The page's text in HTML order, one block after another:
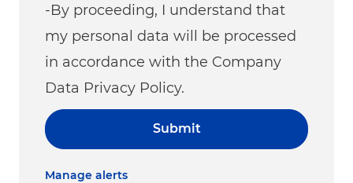
-By proceeding, I understand that
my personal data will be processed
in accordance with the Company
Data Privacy Policy.
Submit
Manage alerts